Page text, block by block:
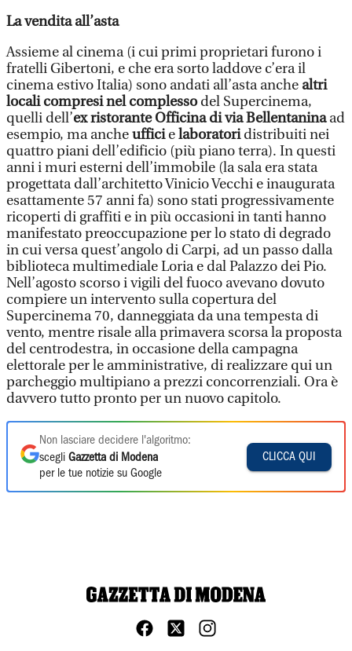
La vendita all’asta
Assieme al cinema (i cui primi proprietari furono i
fratelli Gibertoni, e che era sorto laddove c’era il
cinema estivo Italia) sono andati all’asta anche altri
locali compresi nel complessodel Supercinema,
quelli dell’ex ristorante Officina di via Bellentaninaad
esempio, ma ancheufficielaboratoridistribuiti nei
quattro piani dell’edificio (più piano terra). In questi
anni i muri esterni dell’immobile (la sala era stata
progettata dall’architetto Vinicio Vecchi e inaugurata
esattamente 57 anni fa) sono stati progressivamente
ricoperti di graffiti e in più occasioni in tanti hanno
manifestato preoccupazione per lo stato di degrado
in cui versa quest’angolo di Carpi, ad un passo dalla
biblioteca multimediale Loria e dal Palazzo dei Pio.
Nell’agosto scorso i vigili del fuoco avevano dovuto
compiere un intervento sulla copertura del
Supercinema 70, danneggiata da una tempesta di
vento, mentre risale alla primavera scorsa la proposta
del centrodestra, in occasione della campagna
elettorale per le amministrative, di realizzare qui un
parcheggio multipiano a prezzi concorrenziali. Ora è
davvero tutto pronto per un nuovo capitolo.
Non lasciare decidere l'algoritmo:
scegli Gazzetta di Modena
per le tue notizie su Google
CLICCA QUI